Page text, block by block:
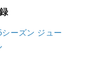
ーズン ジュー